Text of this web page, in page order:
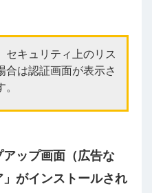
セキュリティ上のリス
合は認証画面が表示さ
ップ画面（広告な
がインストールされ